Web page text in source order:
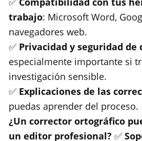
trabajo: Microsoft Word,
navegadores web.
✅ Privacidad y seguridad de
especialmente importante si
investigación sensible.
✅ Explicaciones de las
puedas aprender del proceso.
¿Un corrector ortográfico
un editor profesional? ✅